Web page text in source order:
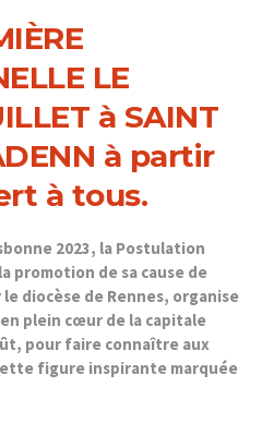
LE
à SAINT
à partir
à tous.
2023, la Postulation
promotion de sa cause de
diocèse de Rennes, organise
plein cœur de la capitale
pour faire connaître aux
figure inspirante marquée